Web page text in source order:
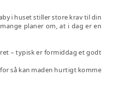
i huset stiller store krav til din
planer om, at i dag er en
– typisk er formiddag et godt
så kan maden hurtigt komme